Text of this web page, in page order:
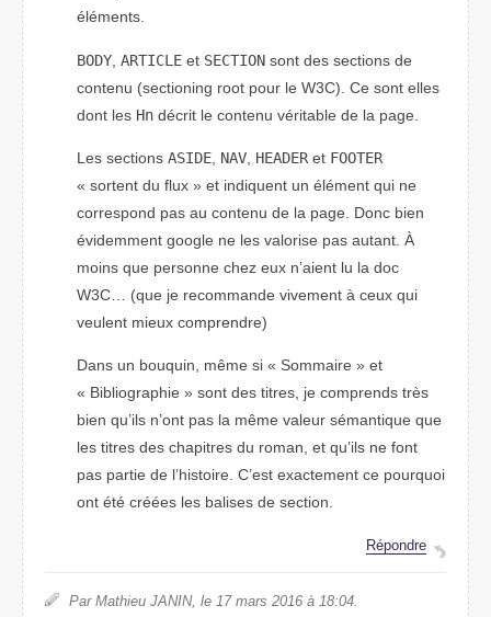
éléments.
BODY, ARTICLEet SECTIONsont des sections de
contenu (sectioning rootpour le W3C). Ce sont elles
dont les Hndécrit le contenu véritable de la page.
Les sections ASIDE, NAV, HEADERet FOOTER
« sortent du flux » et indiquent un élément qui ne
correspond pas au contenu de la page. Donc bien
évidemment google ne les valorise pas autant. À
moins que personne chez eux n’aient lu la doc
W3C… (que je recommande vivement à ceux qui
veulent mieux comprendre)
Dans un bouquin, même si « Sommaire » et
« Bibliographie » sont des titres, je comprends très
bien qu’ils n’ont pas la même valeur sémantique que
les titres des chapitres du roman, et qu’ils ne font
pas partie de l’histoire. C’est exactement ce pourquoi
ont été créées les balises de section.
Répondre
Par Mathieu JANIN, le 17 mars 2016 à 18:04.